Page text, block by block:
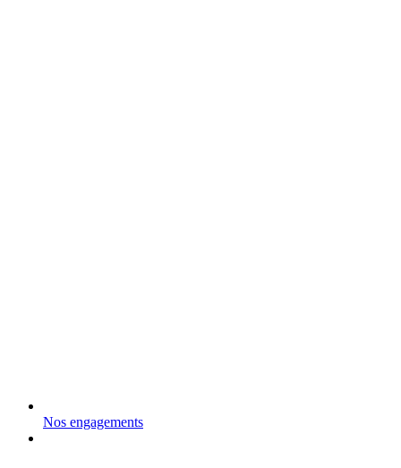
Nos engagements